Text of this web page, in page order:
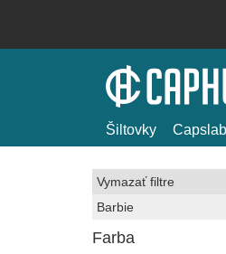
Šiltovky Capslab
Vymazať filtre
Barbie
Farba